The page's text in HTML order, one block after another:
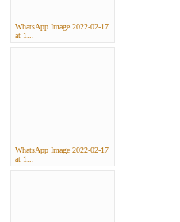
WhatsApp Image 2022-02-17
at 1...
WhatsApp Image 2022-02-17
at 1...